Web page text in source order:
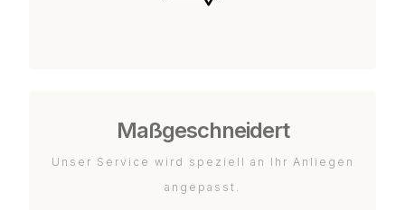
Maßgeschneidert
Unser Service wird speziell an Ihr Anliegen
angepasst.